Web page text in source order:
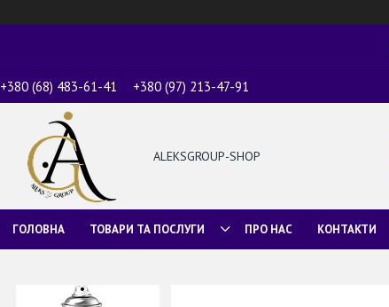
+380 (68) 483-61-41 +380 (97) 213-47-91
ALEKSGROUP-SHOP
ГОЛОВНА ТОВАРИ ТА ПОСЛУГИ ПРО НАС КОНТАКТИ